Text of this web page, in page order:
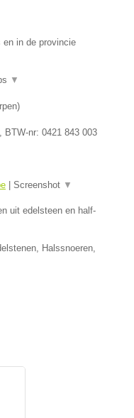
en in de provincie
▼
)
, BTW-nr: 0421 843 003
Screenshot ▼
uit edelsteen en half-
Halssnoeren,